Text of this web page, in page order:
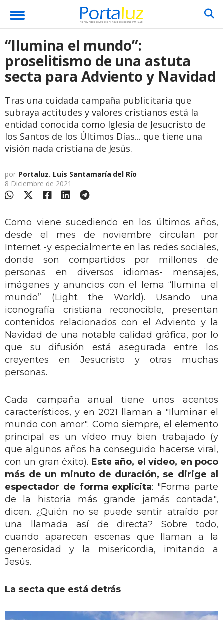
“Ilumina el mundo”:
proselitismo de una astuta
secta para Adviento y Navidad
Tras una cuidada campaña publicitaria que
subraya actitudes y valores cristianos está la
entidad conocida como Iglesia de Jesucristo de
los Santos de los Últimos Días... que tiene una
visión nada cristiana de Jesús.
por Portaluz. Luis Santamaría del Río
8 Diciembre de 2021
Como viene sucediendo en los últimos años,
desde el mes de noviembre circulan por
Internet -y especialmente en las redes sociales,
donde son compartidos por millones de
personas en diversos idiomas- mensajes,
imágenes y anuncios con el lema “Ilumina el
mundo” (Light the World). Usando una
iconografía cristiana reconocible, presentan
contenidos relacionados con el Adviento y la
Navidad de una notable calidad gráfica, por lo
que su difusión está asegurada entre los
creyentes en Jesucristo y otras muchas
personas.
Cada campaña anual tiene unos acentos
característicos, y en 2021 llaman a "Iluminar el
mundo con amor". Como siempre, el elemento
principal es un vídeo muy bien trabajado (y
que algunos años ha conseguido hacerse viral,
con un gran éxito). Este año, el vídeo, en poco
más de un minuto de duración, se dirige al
espectador de forma explícita: "Forma parte
de la historia más grande jamás contada",
dicen. ¿Quién no se puede sentir atraído por
una llamada así de directa? Sobre todo,
cuando aparecen escenas que llaman a la
generosidad y la misericordia, imitando a
Jesús.
La secta que está detrás